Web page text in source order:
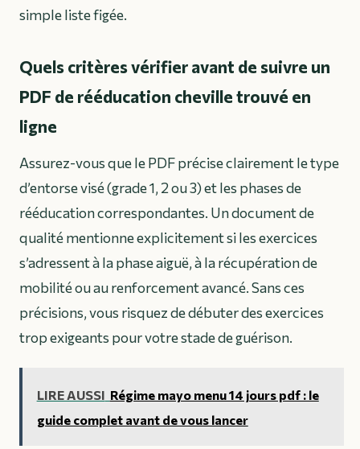
simple liste figée.
Quels critères vérifier avant de suivre un
PDF de rééducation cheville trouvé en
ligne
Assurez-vous que le PDF précise clairement le type
d’entorse visé (grade 1, 2 ou 3) et les phases de
rééducation correspondantes. Un document de
qualité mentionne explicitement si les exercices
s’adressent à la phase aiguë, à la récupération de
mobilité ou au renforcement avancé. Sans ces
précisions, vous risquez de débuter des exercices
trop exigeants pour votre stade de guérison.
LIRE AUSSI Régime mayo menu 14 jours pdf : le
guide complet avant de vous lancer